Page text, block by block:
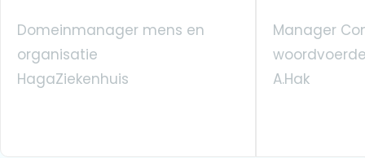
Domeinmanager mens en
organisatie
HagaZiekenhuis
Manager
A.Hak